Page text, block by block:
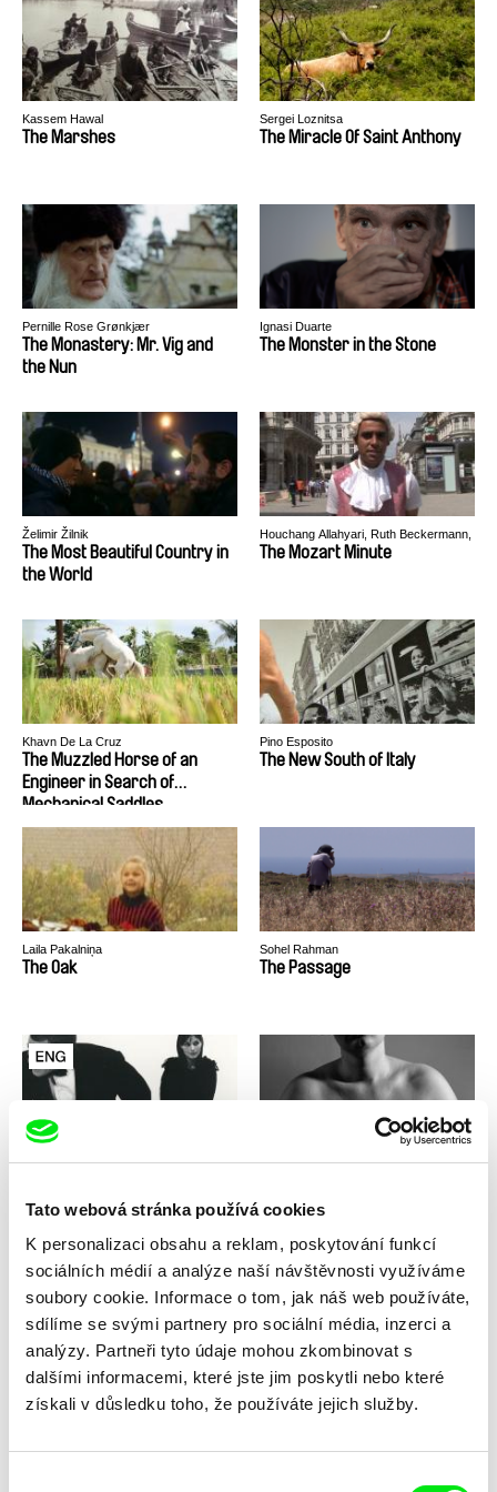
Tato webová stránka používá cookies
K personalizaci obsahu a reklam, poskytování funkcí
sociálních médií a analýze naší návštěvnosti využíváme
soubory cookie. Informace o tom, jak náš web používáte,
sdílíme se svými partnery pro sociální média, inzerci a
analýzy. Partneři tyto údaje mohou zkombinovat s
dalšími informacemi, které jste jim poskytli nebo které
získali v důsledku toho, že používáte jejich služby.
Kassem Hawal
The Marshes
Sergei Loznitsa
The Miracle Of Saint Anthony
Pernille Rose Grønkjær
The Monastery: Mr. Vig and
the Nun
Ignasi Duarte
The Monster in the Stone
Želimir Žilnik
The Most Beautiful Country in
the World
Houchang Allahyari, Ruth Beckermann,
Songül Boyraz, Sabine Derflinger,
Gustav Deutsch, Siegfried A. Fruhauf,
Paulus Manker, Mara Mattuschka, Bady
Minck, Michael Palm, Peter Patzak, Lisl
Ponger, Ferry Radax, Goran Rebić,
Thomas Renoldner, Anja Salomonowitz,
Hanna Schimek, Michaela Schwentner,
Ulrich Seidl, Tim Sharp, Peter
Tscherkassky, David Wagner
The Mozart Minute
Khavn De La Cruz
The Muzzled Horse of an
Engineer in Search of
Mechanical Saddles
Pino Esposito
The New South of Italy
Laila Pakalniņa
The Oak
Sohel Rahman
The Passage
Nikos Katsaounis, Nina Maria
Paschalidou
The Prism
The Prison in Twelve
Landscapes